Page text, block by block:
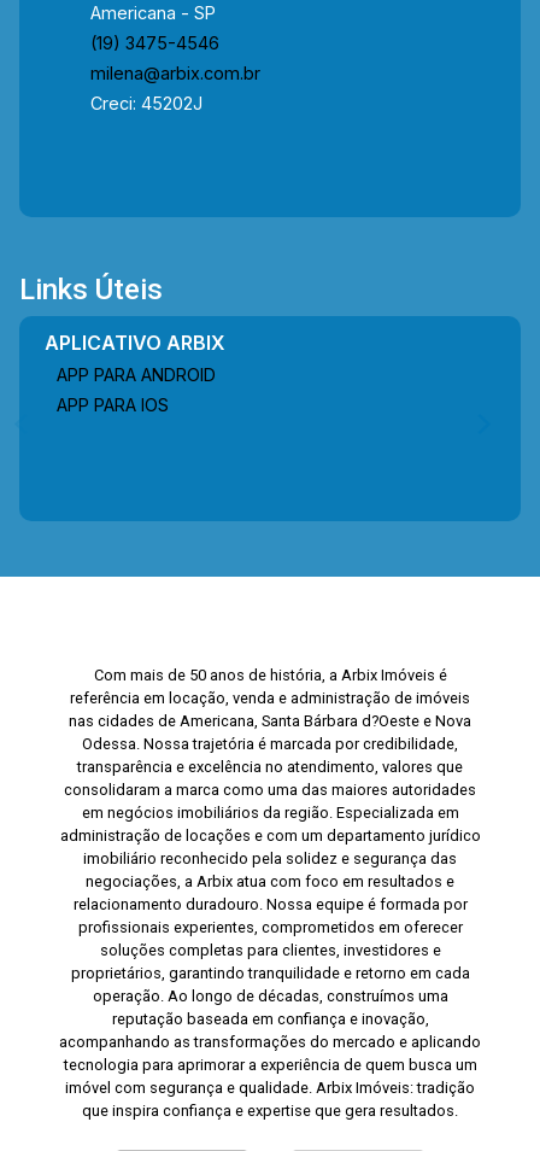
Americana - SP
(19) 3475-4546
milena@arbix.com.br
Creci: 45202J
Links Úteis
APLICATIVO ARBIX
APP PARA ANDROID
APP PARA IOS
Com mais de 50 anos de história, a Arbix Imóveis é
referência em locação, venda e administração de imóveis
nas cidades de Americana, Santa Bárbara d?Oeste e Nova
Odessa. Nossa trajetória é marcada por credibilidade,
transparência e excelência no atendimento, valores que
consolidaram a marca como uma das maiores autoridades
em negócios imobiliários da região. Especializada em
administração de locações e com um departamento jurídico
imobiliário reconhecido pela solidez e segurança das
negociações, a Arbix atua com foco em resultados e
relacionamento duradouro. Nossa equipe é formada por
profissionais experientes, comprometidos em oferecer
soluções completas para clientes, investidores e
proprietários, garantindo tranquilidade e retorno em cada
operação. Ao longo de décadas, construímos uma
reputação baseada em confiança e inovação,
acompanhando as transformações do mercado e aplicando
tecnologia para aprimorar a experiência de quem busca um
imóvel com segurança e qualidade. Arbix Imóveis: tradição
que inspira confiança e expertise que gera resultados.